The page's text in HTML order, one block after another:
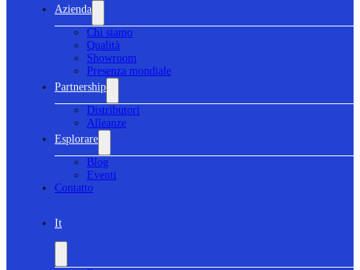
Azienda
Chi siamo
Qualità
Showroom
Presenza mondiale
Partnership
Distributori
Alleanze
Esplorare
Blog
Eventi
Contatto
It